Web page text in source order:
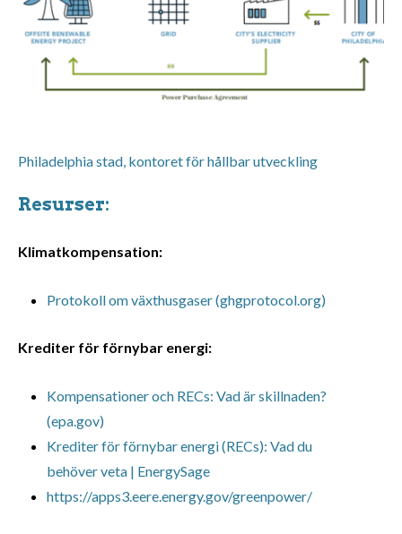
Philadelphia stad, kontoret för hållbar utveckling
Resurser:
Klimatkompensation:
Protokoll om växthusgaser (ghgprotocol.org)
Krediter för förnybar energi:
Kompensationer och RECs: Vad är skillnaden?
(epa.gov)
Krediter för förnybar energi (RECs): Vad du
behöver veta | EnergySage
https://apps3.eere.energy.gov/greenpower/